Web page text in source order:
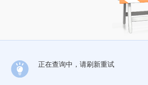
正在查询中，请刷新重试